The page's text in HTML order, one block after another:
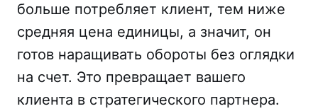
больше потребляет клиент, тем ниже
средняя цена единицы, а значит, он
готов наращивать обороты без оглядки
на счет. Это превращает вашего
клиента в стратегического партнера.